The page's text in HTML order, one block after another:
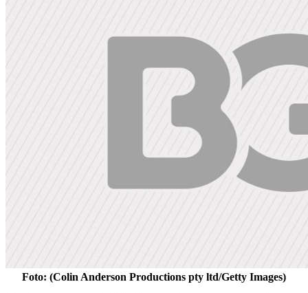
Foto: (Colin Anderson Productions pty ltd/Getty Images)